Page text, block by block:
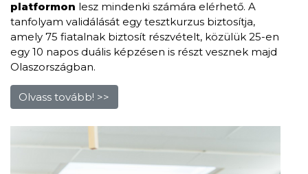
platformon lesz mindenki számára elérhető. A
tanfolyam validálását egy tesztkurzus biztosítja,
amely 75 fiatalnak biztosít részvételt, közülük 25-en
egy 10 napos duális képzésen is részt vesznek majd
Olaszországban.
Olvass tovább! >>